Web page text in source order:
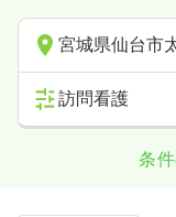
宮城県仙台市
訪問看護
条